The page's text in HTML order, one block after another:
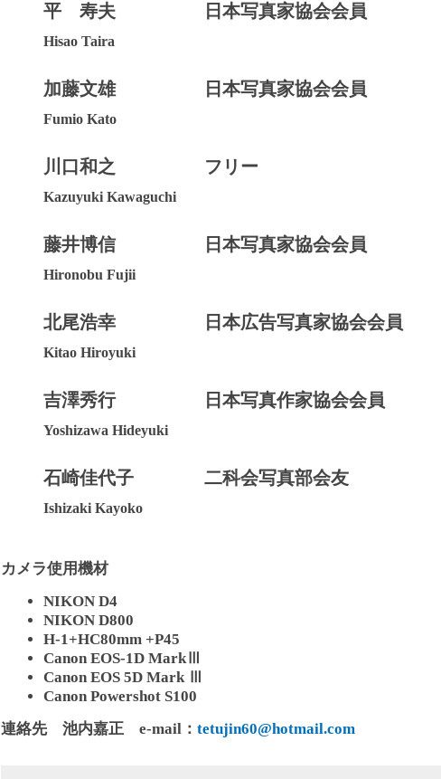
平 寿夫
Hisao Taira
日本写真家協会会員
加藤文雄
Fumio Kato
日本写真家協会会員
川口和之
Kazuyuki Kawaguchi
フリー
藤井博信
Hironobu Fujii
日本写真家協会会員
北尾浩幸
Kitao Hiroyuki
日本広告写真家協会会員
吉澤秀行
Yoshizawa Hideyuki
日本写真作家協会会員
石崎佳代子
Ishizaki Kayoko
二科会写真部会友
カメラ使用機材
NIKON D4
NIKON D800
H-1+HC80mm +P45
Canon EOS-1D MarkⅢ
Canon EOS 5D Mark Ⅲ
Canon Powershot S100
連絡先 池内嘉正 e-mail： tetujin60@hotmail.com